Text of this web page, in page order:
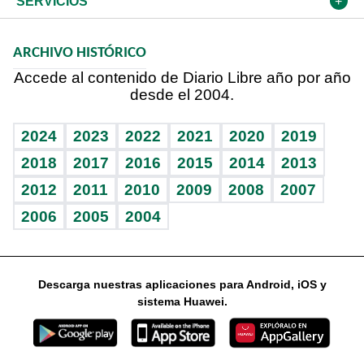
Vida y familia
Eñe
Celebrando la vida
Sin complejos
En pocas palabras
Escuchando al corazón
Economía Personal
BRV
TBT Deportivo
Más firmas
Hecho en casa
Guía del dinero
Cumpleaños
Horóscopos
Juegos
ARCHIVO HISTÓRICO
Accede al contenido de Diario Libre año por año
desde el 2004.
2024 2023 2022 2021 2020
2019
2018
2017 2016 2015 2014
2013
2012
2011 2010 2009 2008
2007
2006
2005 2004
Descarga nuestras aplicaciones para Android, iOS y
sistema Huawei.